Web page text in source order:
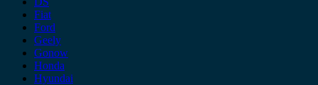
Fiat
Ford
Geely
Gonow
Honda
Hyundai